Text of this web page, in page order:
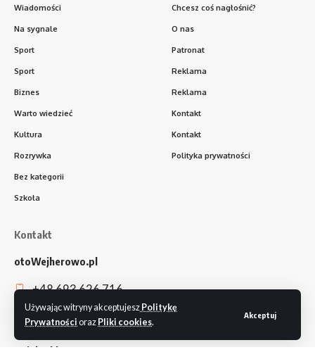
Używając witryny akceptujesz Politykę
Prywatności oraz Pliki cookies.
Akceptuj
Wiadomości
Na sygnale
Sport
Sport
Biznes
Warto wiedzieć
Kultura
Rozrywka
Bez kategorii
Szkoła
Chcesz coś nagłośnić?
O nas
Patronat
Reklama
Reklama
Kontakt
Kontakt
Polityka prywatności
Kontakt
otoWejherowo.pl
+48 693 626 716
redakcja@otowejherowo.pl
Dział reklamy